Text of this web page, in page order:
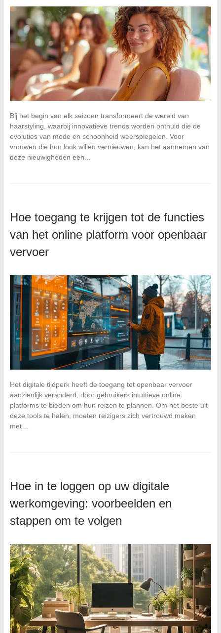
Bij het begin van elk seizoen transformeert de wereld van
haarstyling, waarbij innovatieve trends worden onthuld die de
evoluties van mode en schoonheid weerspiegelen. Voor
vrouwen die hun look willen vernieuwen, kan het aannemen van
deze nieuwigheden een…
Hoe toegang te krijgen tot de functies
van het online platform voor openbaar
vervoer
Het digitale tijdperk heeft de toegang tot openbaar vervoer
aanzienlijk veranderd, door gebruikers intuïtieve online
platforms te bieden om hun reizen te plannen. Om het beste uit
deze tools te halen, moeten reizigers zich vertrouwd maken
met…
Hoe in te loggen op uw digitale
werkomgeving: voorbeelden en
stappen om te volgen